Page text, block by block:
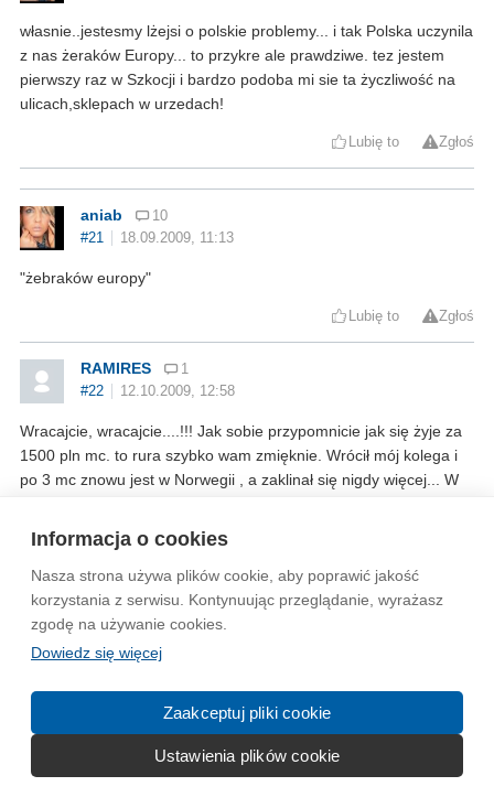
Informacja o cookies
Nasza strona używa plików cookie, aby poprawić jakość
korzystania z serwisu. Kontynuując przeglądanie, wyrażasz
zgodę na używanie cookies.
Dowiedz się więcej
Zaakceptuj pliki cookie
Ustawienia plików cookie
własnie..jestesmy lżejsi o polskie problemy... i tak Polska uczynila
z nas żeraków Europy... to przykre ale prawdziwe. tez jestem
pierwszy raz w Szkocji i bardzo podoba mi sie ta życzliwość na
ulicach,sklepach w urzedach!
Lubię to Zgłoś
aniab
10
#21
18.09.2009, 11:13
"żebraków europy"
Lubię to Zgłoś
RAMIRES
1
#22
12.10.2009, 12:58
Wracajcie, wracajcie....!!! Jak sobie przypomnicie jak się żyje za
1500 pln mc. to rura szybko wam zmięknie. Wrócił mój kolega i
po 3 mc znowu jest w Norwegii , a zaklinał się nigdy więcej... W
dopiero się zaczyna jeśli ktoś nie musi to ja bym nie wracał
Pozdrawiam wszystkich z PL
Lubię to
#23
13.10.2009, 12:22
Tylu problemow ile mi przyspozyli ludzie tutaj nie mialam nigdy w
zyciu,ale z drugiej strony,nauczylam sie cenic siebie,wiem juz
troche wiecej jak walczyc np.z nieutrzciwym
pracodawca,dyskryminacja,nagminna zreszta.mam nadzieje ,ze